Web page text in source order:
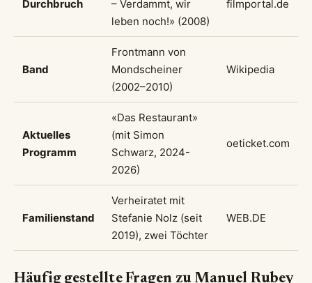
Darüber hinaus nutztManuel Rubey
seine
Bekanntheit für soziales und politisches
Engagement. Er unterstützt verschiedene
Aktionen gegen Rechtsextremismus und
positioniert sich klar zu gesellschaftlichen
Themen. So war er beispielsweise 2016 Teil des
Personenkomitees zur Unterstützung der
Präsidentschaftskandidatur von Alexander Van
der Bellen. Dieses Engagement zeigt eine weitere,
ernste Seite des vielseitigen Künstlers.
Manuel Rubey im Überblick